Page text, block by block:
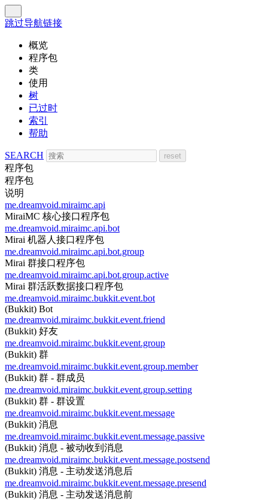
跳过导航链接
概览
程序包
类
使用
树
已过时
索引
帮助
SEARCH
程序包
程序包
说明
me.dreamvoid.miraimc.api
MiraiMC 核心接口程序包
me.dreamvoid.miraimc.api.bot
Mirai 机器人接口程序包
me.dreamvoid.miraimc.api.bot.group
Mirai 群接口程序包
me.dreamvoid.miraimc.api.bot.group.active
Mirai 群活跃数据接口程序包
me.dreamvoid.miraimc.bukkit.event.bot
(Bukkit) Bot
me.dreamvoid.miraimc.bukkit.event.friend
(Bukkit) 好友
me.dreamvoid.miraimc.bukkit.event.group
(Bukkit) 群
me.dreamvoid.miraimc.bukkit.event.group.member
(Bukkit) 群 - 群成员
me.dreamvoid.miraimc.bukkit.event.group.setting
(Bukkit) 群 - 群设置
me.dreamvoid.miraimc.bukkit.event.message
(Bukkit) 消息
me.dreamvoid.miraimc.bukkit.event.message.passive
(Bukkit) 消息 - 被动收到消息
me.dreamvoid.miraimc.bukkit.event.message.postsend
(Bukkit) 消息 - 主动发送消息后
me.dreamvoid.miraimc.bukkit.event.message.presend
(Bukkit) 消息 - 主动发送消息前